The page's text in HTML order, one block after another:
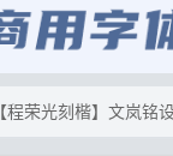
【程荣光刻楷】文岚铭